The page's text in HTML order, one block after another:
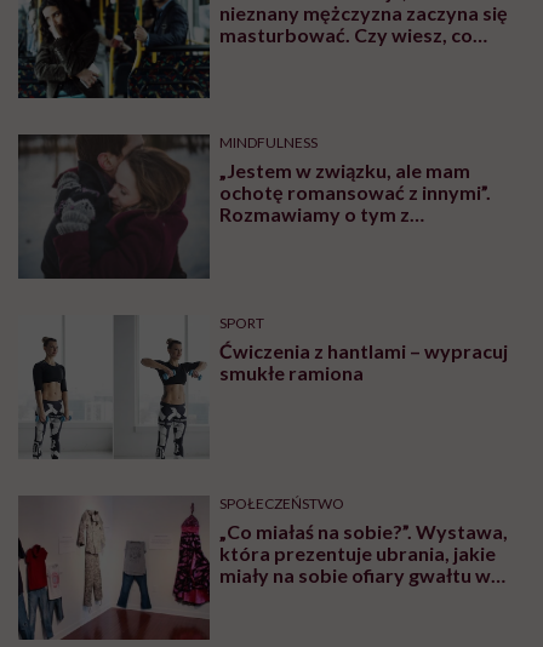
fizycznej – możemy doprecyzować, czym ona się
charakteryzuje?
względu na stopień intensywności podejmowanej
pracy. Wyróżniamy wysiłki o niskiej intensywności,
średniej, czyli właśnie umiarkowanej, i dużej. Tę
intensywność możemy wyznaczać, m.in. używając
częstości skurczów serca, jaki osiągamy w trakcie
wysiłku. Jest to procent naszego maksymalnego
tętna, określanego ze wzoru: 220 minus nasz wiek.
Przykładowo u osoby trzydziestoletniej będzie to:
skurczów serca. To wyliczenia, które są obarczone
sporym błędem, więc powinniśmy traktować je w
przybliżeniu. Na tę wartość wpływają chociażby
zdolności adaptacyjne naszego organizmu, płeć,